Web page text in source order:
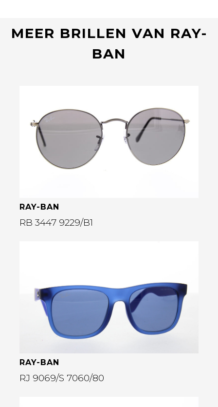
MEER BRILLEN VAN RAY-
BAN
Bekijk deze bril
RAY-BAN
RB 3447 9229/B1
RAY-BAN
RJ 9069/S 7060/80